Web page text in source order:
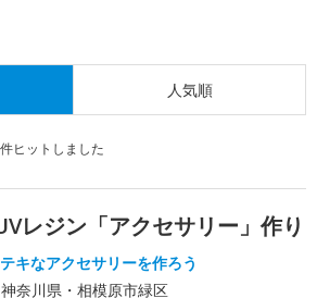
人気順
件ヒットしました
レジン「アクセサリー」作り
キなアクセサリーを作ろう
神奈川県・相模原市緑区